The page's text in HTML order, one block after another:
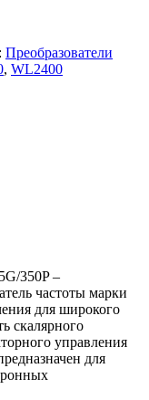
Преобразователи
, WL2400
350P –
частоты марки
для широкого
скалярного
управления
для